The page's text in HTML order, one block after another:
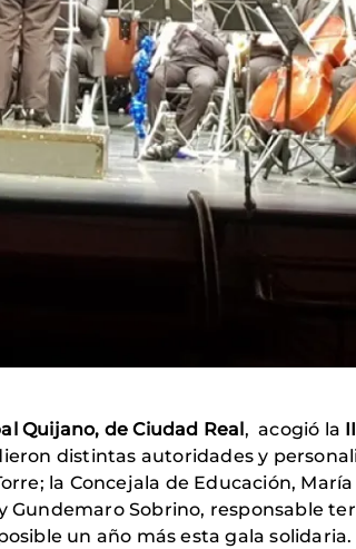
Quijano, de Ciudad Real, acogió la
distintas autoridades y
la Concejala de Educación,
Gundemaro Sobrino, responsable
un año más esta gala solidaria.